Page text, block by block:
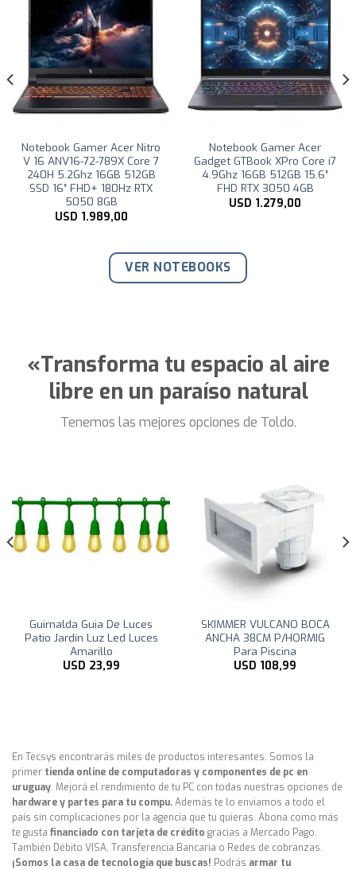
Notebook Gamer Acer Nitro
V 16 ANV16-72-789X Core 7
240H 5.2Ghz 16GB 512GB
SSD 16″ FHD+ 180Hz RTX
5050 8GB
USD 1.989,00
Notebook Gamer Acer
Gadget GTBook XPro Core i7
4.9Ghz 16GB 512GB 15.6″
FHD RTX 3050 4GB
USD 1.279,00
VER NOTEBOOKS
«Transforma tu espacio al aire
libre en un paraíso natural
Tenemos las mejores opciones de Toldo.
SKIMMER VULCANO BOCA
ANCHA 38CM P/HORMIG
Para Piscina
USD108,99
Toldo Vela p/ sombra viento
y granizo c/ protección Uv –
4*1.90 rectangulo Beige
USD49,00
En Tecsys encontrarás miles de productos interesantes. Somos la
primer tienda online de computadoras y componentes de pc en
uruguay. Mejorá el rendimiento de tu PC con todas nuestras opciones de
hardware y partes para tu compu.Además te lo enviamos a todo el
país sin complicaciones por la agencia que tu quieras. Abona como más
te gusta financiado con tarjeta de crédito gracias a Mercado Pago.
También Débito VISA, Transferencia Bancaria o Redes de cobranzas.
¡Somos la casa de tecnología que buscas! Podrás armar tu